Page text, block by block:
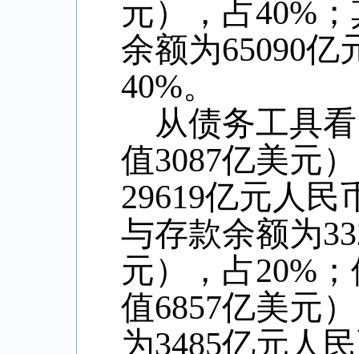
元），占40%
余额为65090亿
40%。
从债务工具
值3087亿美元
29619亿元人民
与存款余额为
元），占20%
值6857亿美元
为3485亿元人